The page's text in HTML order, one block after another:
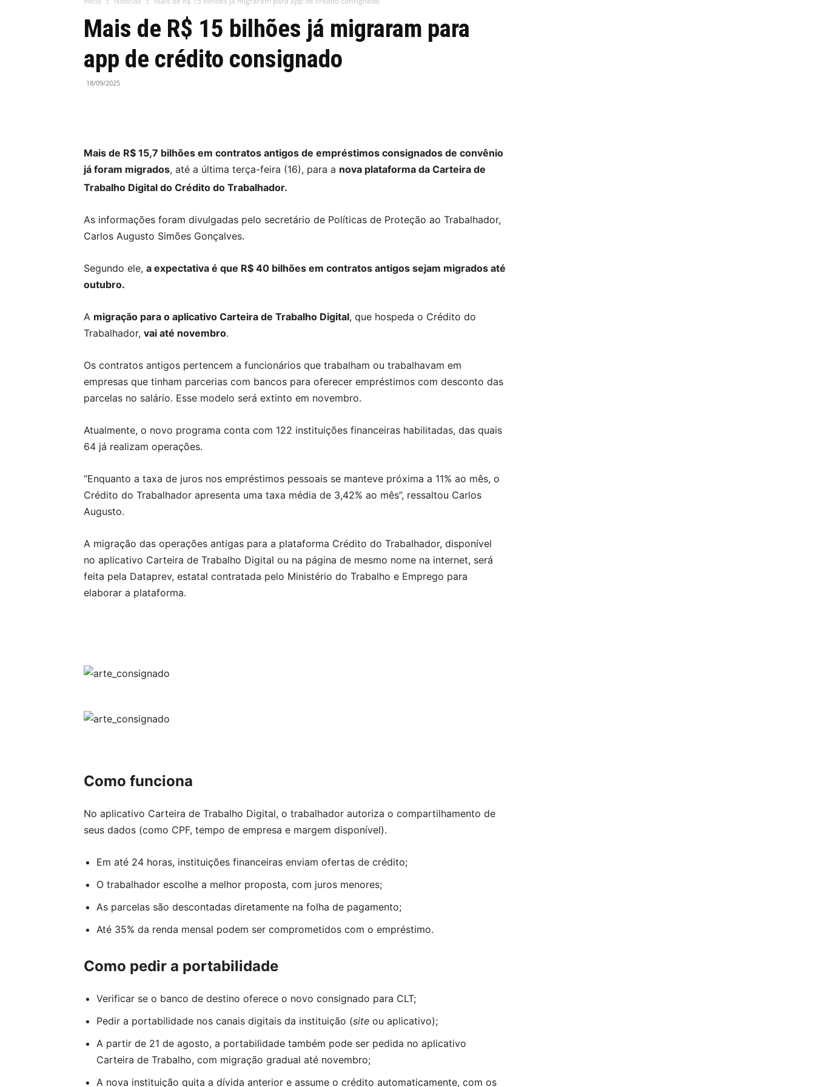
Mais de R$ 15 bilhões já migraram para
app de crédito consignado
18/09/2025
Mais de R$ 15,7 bilhões em contratos antigos de empréstimos consignados de convênio
já foram migrados, até a última terça-feira (16), para a nova plataforma da Carteira de
Trabalho Digital do Crédito do Trabalhador.
As informações foram divulgadas pelo secretário de Políticas de Proteção ao Trabalhador,
Carlos Augusto Simões Gonçalves.
Segundo ele, a expectativa é que R$ 40 bilhões em contratos antigos sejam migrados até
outubro.
A migração para o aplicativo Carteira de Trabalho Digital, que hospeda o Crédito do
Trabalhador, vai até novembro.
Os contratos antigos pertencem a funcionários que trabalham ou trabalhavam em
empresas que tinham parcerias com bancos para oferecer empréstimos com desconto das
parcelas no salário. Esse modelo será extinto em novembro.
Atualmente, o novo programa conta com 122 instituições financeiras habilitadas, das quais
64 já realizam operações.
“Enquanto a taxa de juros nos empréstimos pessoais se manteve próxima a 11% ao mês, o
Crédito do Trabalhador apresenta uma taxa média de 3,42% ao mês”, ressaltou Carlos
Augusto.
A migração das operações antigas para a plataforma Crédito do Trabalhador, disponível
no aplicativo Carteira de Trabalho Digital ou na página de mesmo nome na internet, será
feita pela Dataprev, estatal contratada pelo Ministério do Trabalho e Emprego para
elaborar a plataforma.
Como funciona
No aplicativo Carteira de Trabalho Digital, o trabalhador autoriza o compartilhamento de
seus dados (como CPF, tempo de empresa e margem disponível).
Em até 24 horas, instituições financeiras enviam ofertas de crédito;
O trabalhador escolhe a melhor proposta, com juros menores;
As parcelas são descontadas diretamente na folha de pagamento;
Até 35% da renda mensal podem ser comprometidos com o empréstimo.
Como pedir a portabilidade
Verificar se o banco de destino oferece o novo consignado para CLT;
Pedir a portabilidade nos canais digitais da instituição (site ou aplicativo);
A partir de 21 de agosto, a portabilidade também pode ser pedida no aplicativo
Carteira de Trabalho, com migração gradual até novembro;
A nova instituição quita a dívida anterior e assume o crédito automaticamente, com os